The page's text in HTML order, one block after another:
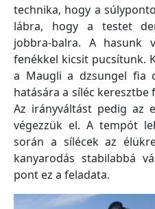
technika, hogy a
lábra, hogy a testet
jobbra-balra. A
fenékkel kicsit pucsítunk.
a Maugli a dzsungel fia
hatására a síléc
Az irányváltást pedig az
végezzük el. A tempót
során a sílécek az
kanyarodás stabilabbá
pont ez a feladata.